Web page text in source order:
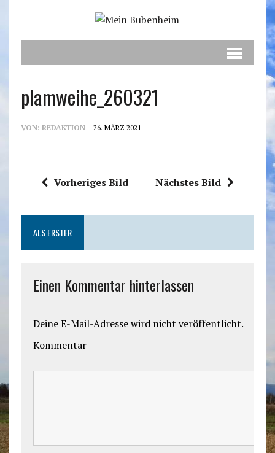
plamweihe_260321
VON: REDAKTION 26. MÄRZ 2021
Vorheriges Bild Nächstes Bild
ALS ERSTER
Einen Kommentar hinterlassen
Deine E-Mail-Adresse wird nicht veröffentlicht.
Kommentar